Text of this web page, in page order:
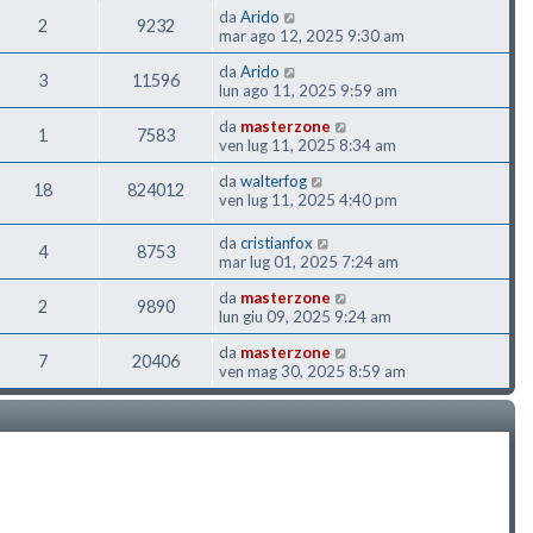
2 9232 da Arido
mar ago 12, 2025 9:30 am
3 11596 da Arido
lun ago 11, 2025 9:59 am
1 7583 da masterzone
ven lug 11, 2025 8:34 am
18 824012 da walterfog
ven lug 11, 2025 4:40 pm
4 8753 da cristianfox
mar lug 01, 2025 7:24 am
2 9890 da masterzone
lun giu 09, 2025 9:24 am
7 20406 da masterzone
ven mag 30, 2025 8:59 am